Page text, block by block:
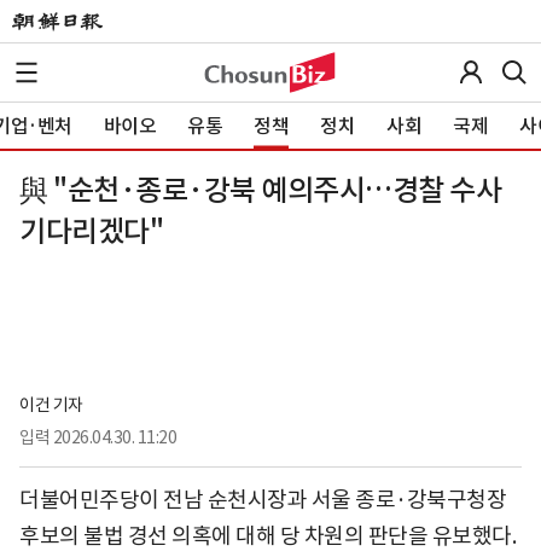
업·벤처 바이오 유통 정책 정치 사회 국제 사
與 "순천·종로·강북 예의주시…경찰 수사
기다리겠다"
이건 기자
입력 2026.04.30. 11:20
더불어민주당이 전남 순천시장과 서울 종로·강북구청장
후보의 불법 경선 의혹에 대해 당 차원의 판단을 유보했다.